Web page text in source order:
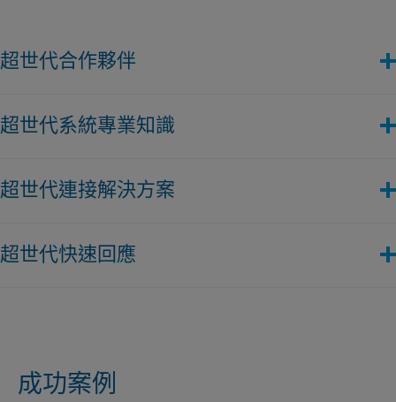
超世代合作夥伴
身訂製的使命關鍵流體處理解決方案，包括驗證產品可靠性、工
超世代系統專業知識
廠。我們的國際團隊協助產業製造全球最先進的技術，同時幫助
超世代連接解決方案
體。我們的使命關鍵流體處理解決方案滿足日益提高的純度要
超世代快速回應
高品質和運營卓越。
成功案例